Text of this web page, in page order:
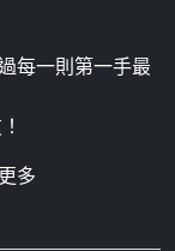
每一則第一手最
多